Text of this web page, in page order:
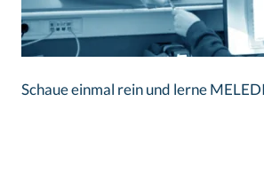
Schaue einmal rein und lerne